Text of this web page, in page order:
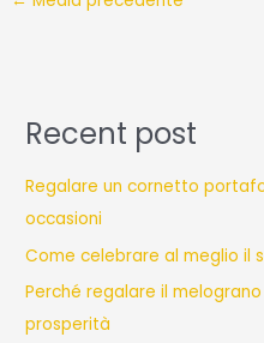
Recent post
Regalare un cornetto
occasioni
Come celebrare al meglio il
Perché regalare il
prosperità